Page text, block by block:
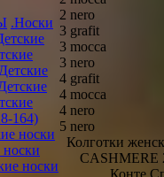
.Носки
Детские
Детские
164)
носки
носки
носки
2 nero
3 grafit
3 mocca
3 nero
4 grafit
4 mocca
4 nero
5 nero
Колготки
CASHMERE
Конте